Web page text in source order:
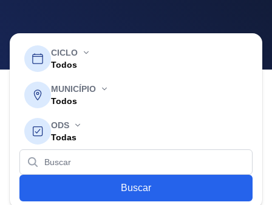
CICLO
Todos
MUNICÍPIO
Todos
ODS
Todas
Buscar
Buscar